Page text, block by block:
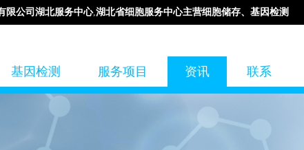
限公司湖北服务中心,湖北省细胞服务中心主营细胞储存、基因检测
基因检测 服务项目 资讯 联系